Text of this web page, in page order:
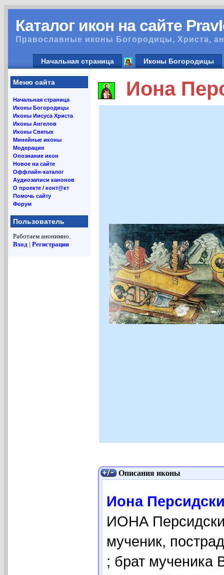
Каталог икон на сайте
Православные иконы Богородицы, Христа,
Начальная страница Иконы Богородицы
Меню сайта
Начальная страница
Иконы Богородицы
Иконы Иисуса Христа
Иконы Ангелов
Иконы Святых
Минейные иконы
Модерация
Опознание икон
Новое на сайте
Оффлайн-каталог
Аудиозаписи канонов
О проекте / конт@кт
Помочь сайту
Форум
Пользователь
Работаем анонимно.
Вход | Регистрация
Иона
Описания иконы
Иона
ИОНА
мученик,
; брат мученика